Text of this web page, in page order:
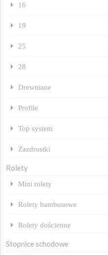
16
19
25
28
Drewniane
Profile
Top system
Zazdrostki
Rolety
Mini rolety
Rolety bambusowe
Rolety dościenne
Stopnice schodowe